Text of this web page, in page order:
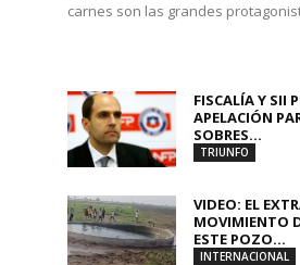
carnes son las grandes
FISCALÍA Y SII
APELACIÓN
SOBRES...
TRIUNFO
VIDEO: EL
MOVIMIENTO
ESTE POZO...
INTERNACIONAL